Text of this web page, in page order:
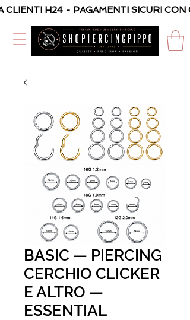
H24 - PAGAMENTI SICURI
BASIC — PIERCING
CERCHIO CLICKER
E ALTRO —
ESSENTIAL